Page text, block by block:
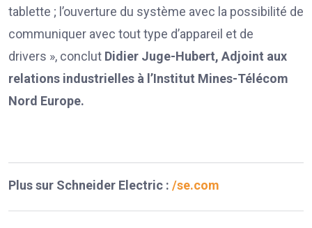
tablette ; l’ouverture du système avec la possibilité de
communiquer avec tout type d’appareil et de
drivers », conclut Didier Juge-Hubert, Adjoint aux
relations industrielles à l’Institut Mines-Télécom
Nord Europe.
Plus sur Schneider Electric : /se.com